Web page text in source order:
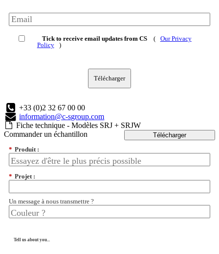
Tick to receive email updates from CS (
Our Privacy
Policy
)
Télécharger
+33 (0)2 32 67 00 00
information@c-sgroup.com
Fiche technique - Modèles SRJ + SRJW
Télécharger
Commander un échantillon
* Produit :
* Projet :
Un message à nous transmettre ?
Tell us about you...